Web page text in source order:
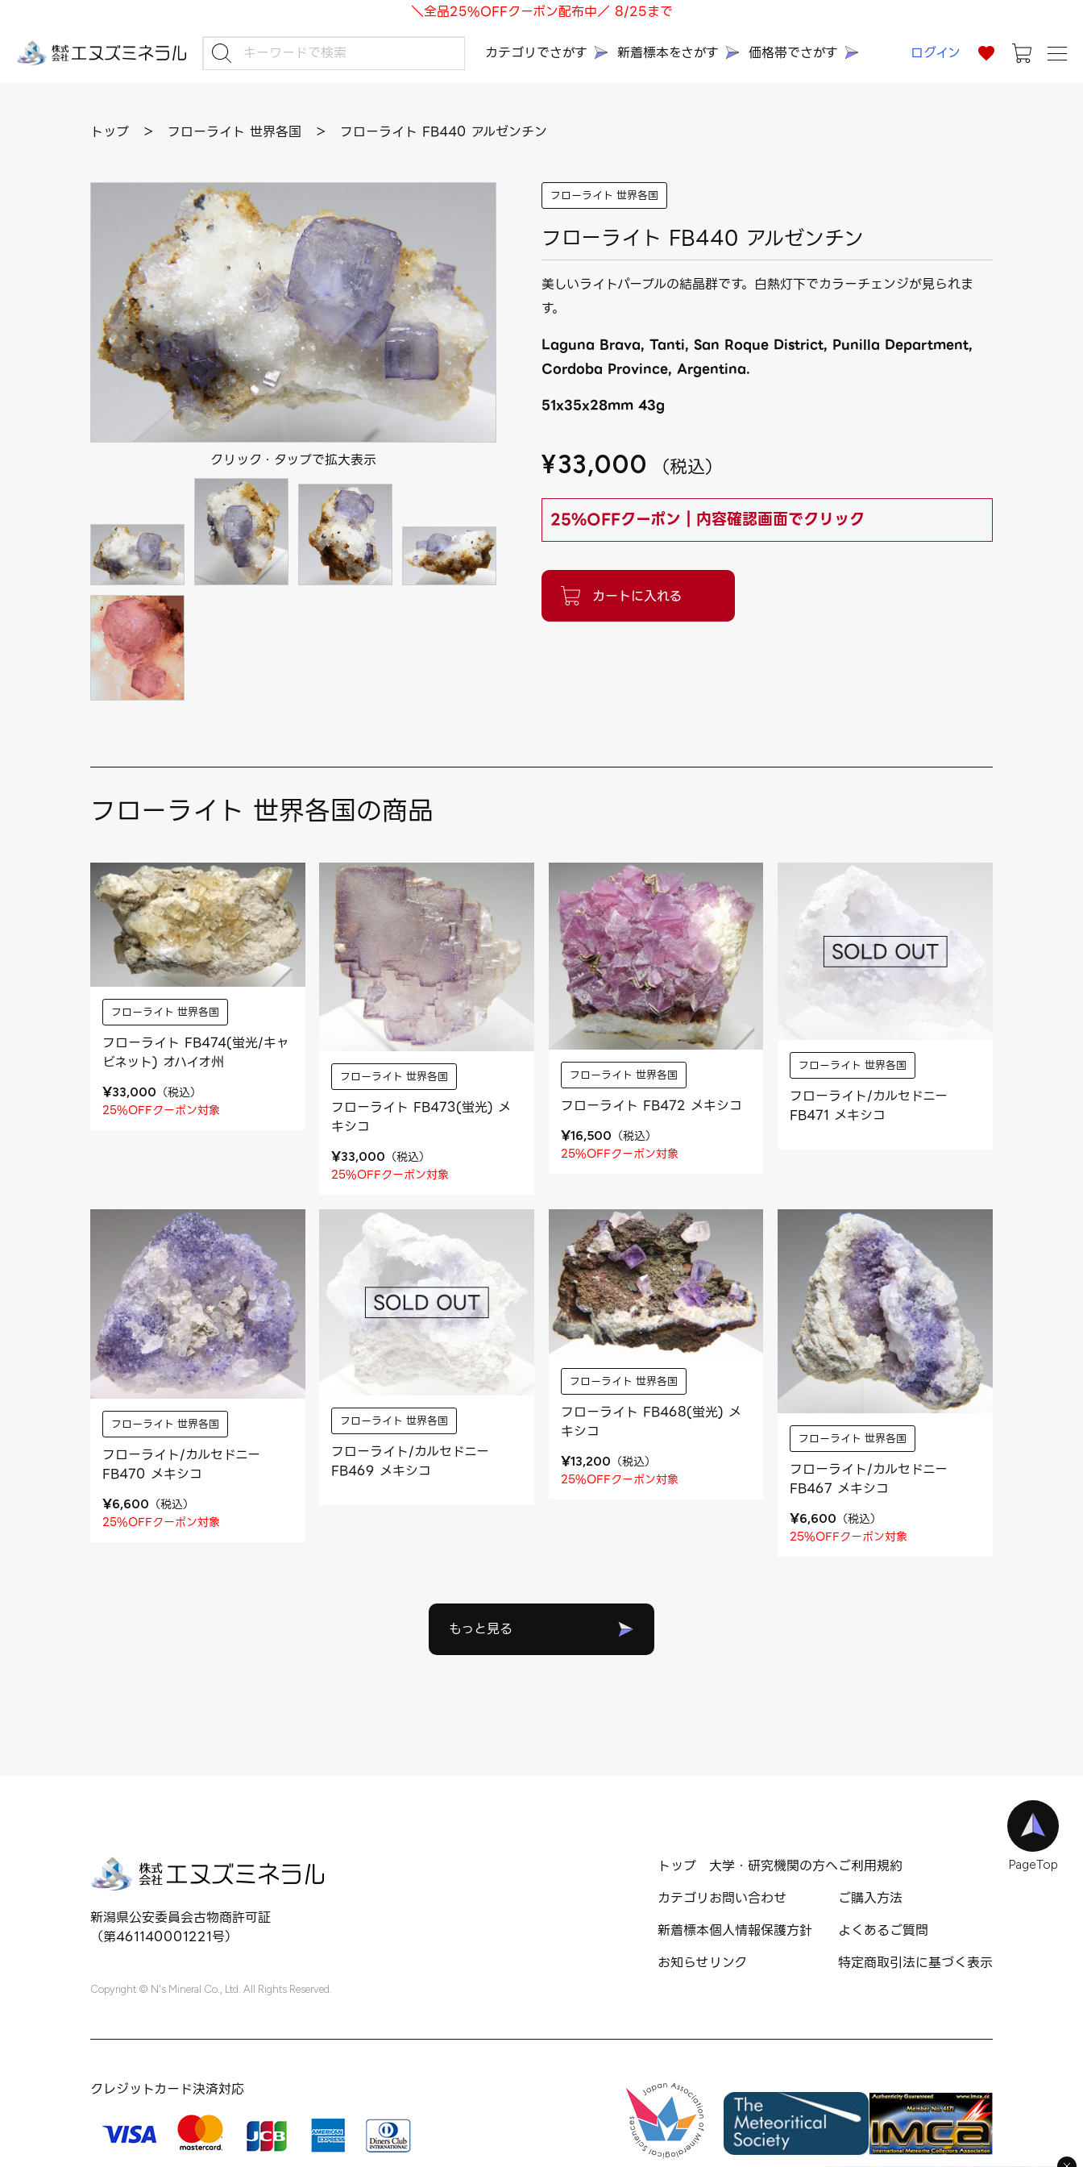
＼全品25%OFFクーポン配布中／ 8/25まで
カテゴリでさがす 新着標本をさがす 価格帯でさがす ログイン
トップ ＞ フローライト 世界各国 ＞ フローライト FB440 アルゼンチン
クリック・タップで拡大表示
フローライト 世界各国
フローライト FB440 アルゼンチン
美しいライトパープルの結晶群です。白熱灯下でカラーチェンジが見られま
す。
Laguna Brava, Tanti, San Roque District, Punilla Department,
Cordoba Province, Argentina.
51x35x28mm 43g
¥33,000 （税込）
25%OFFクーポン｜内容確認画面でクリック
フローライト 世界各国の商品
フローライト 世界各国
フローライト FB474(蛍光/キャ
ビネット) オハイオ州
¥33,000 （税込）
25%OFFクーポン対象
フローライト 世界各国
フローライト FB473(蛍光) メ
キシコ
¥33,000 （税込）
25%OFFクーポン対象
フローライト 世界各国
フローライト FB472 メキシコ
¥16,500 （税込）
25%OFFクーポン対象
フローライト 世界各国
フローライト/カルセドニー
FB471 メキシコ
フローライト 世界各国
フローライト/カルセドニー
FB470 メキシコ
¥6,600 （税込）
25%OFFクーポン対象
フローライト 世界各国
フローライト/カルセドニー
FB469 メキシコ
フローライト 世界各国
フローライト FB468(蛍光) メ
キシコ
¥13,200 （税込）
25%OFFクーポン対象
フローライト 世界各国
フローライト/カルセドニー
FB467 メキシコ
¥6,600 （税込）
25%OFFクーポン対象
もっと見る
PageTop
新潟県公安委員会古物商許可証
（第461140001221号）
Copyright © N's Mineral Co., Ltd. All Rights Reserved.
トップ
カテゴリ
新着標本
お知らせ
大学・研究機関の方へ
お問い合わせ
個人情報保護方針
リンク
ご利用規約
ご購入方法
よくあるご質問
特定商取引法に基づく表示
クレジットカード決済対応